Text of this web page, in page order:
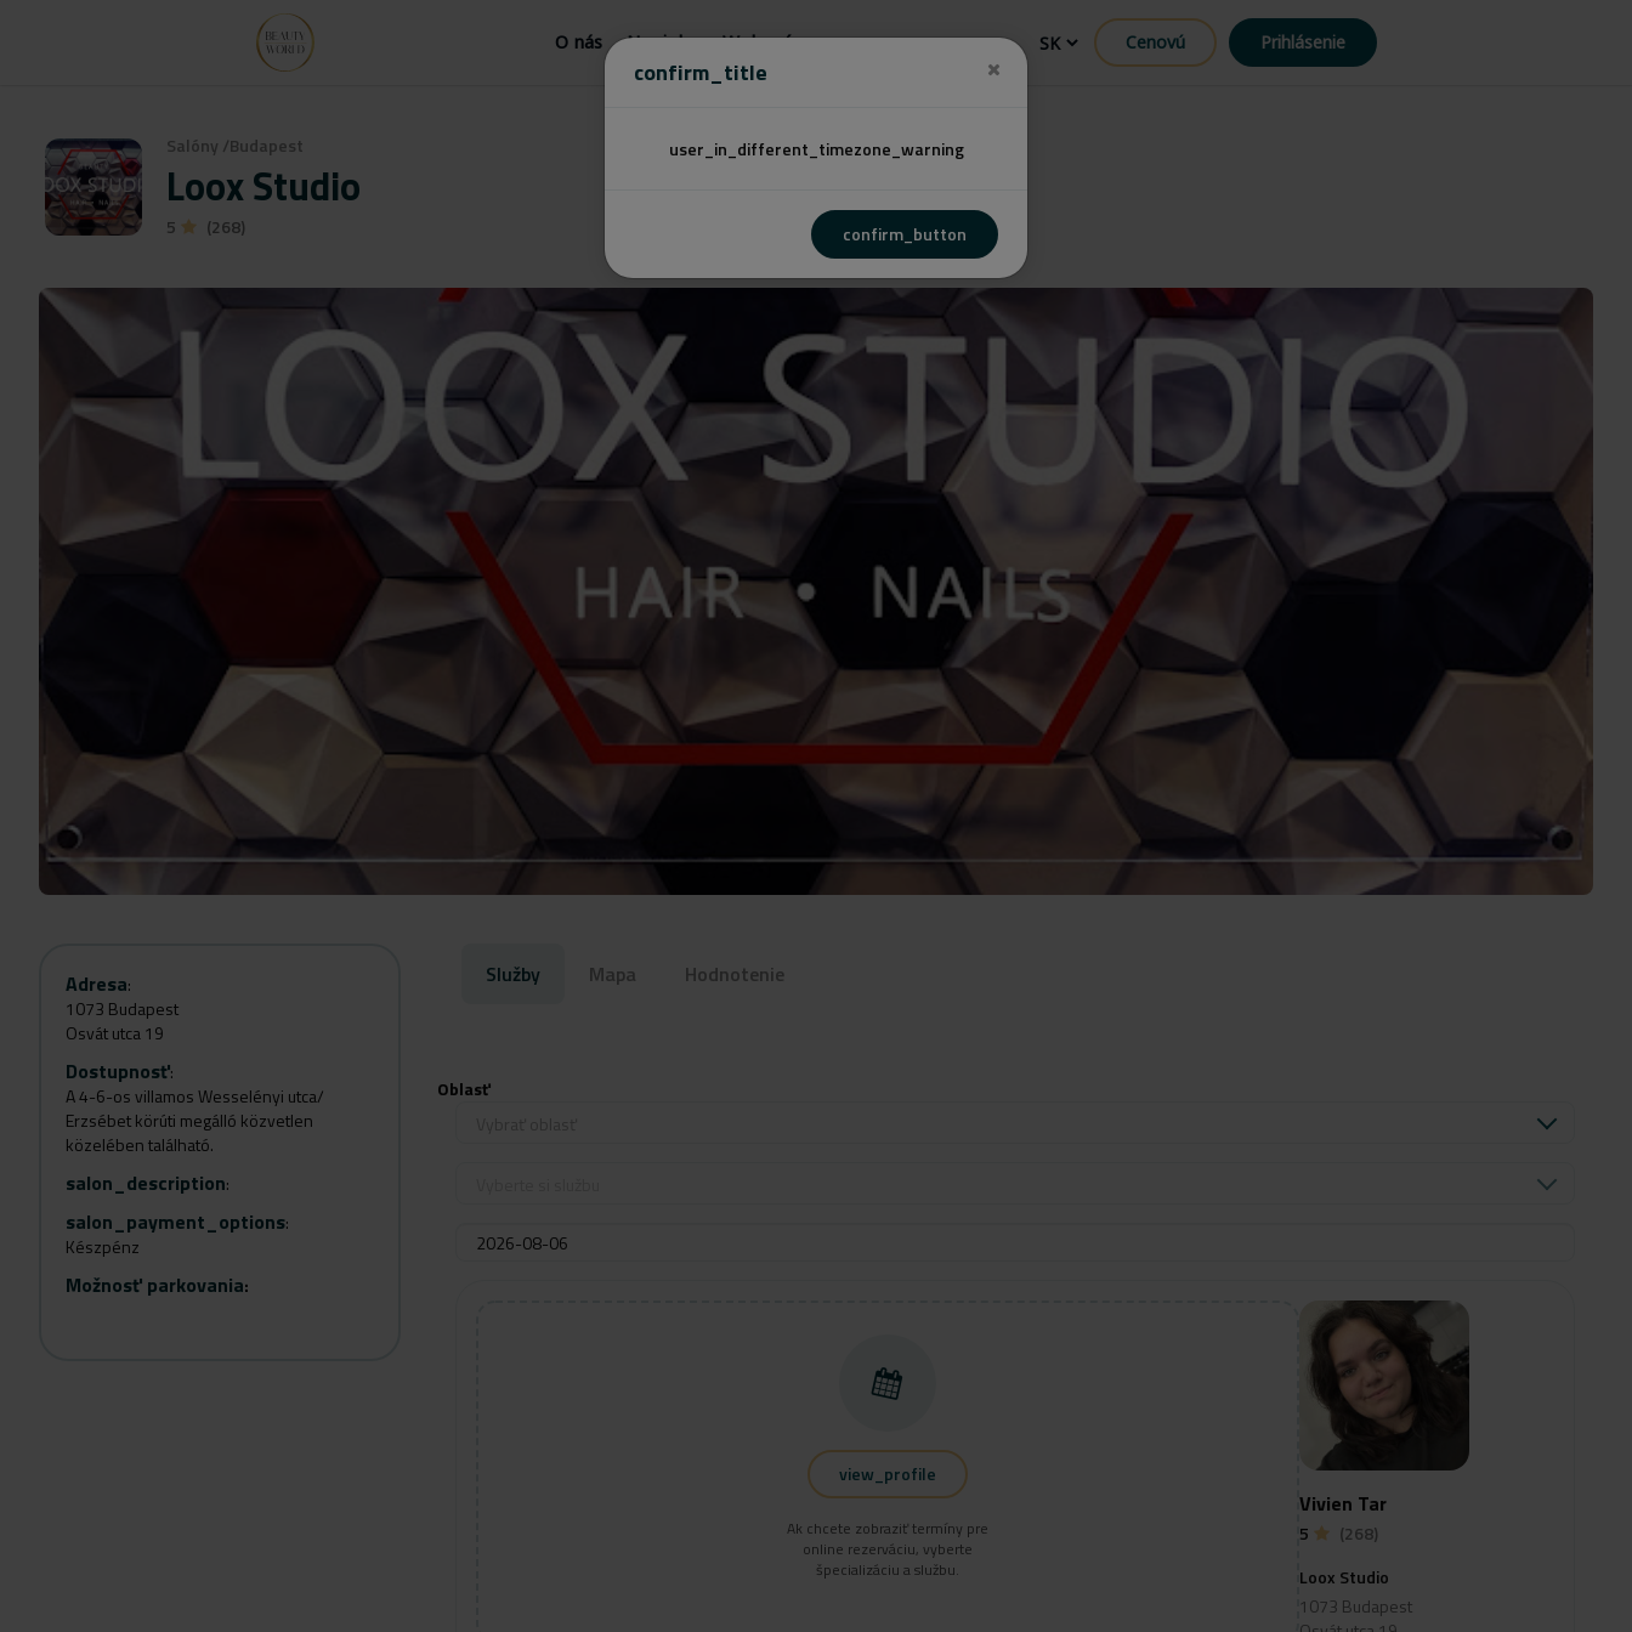
confirm_title
user_in_different_timezone_warning
confirm_button
O nás Novinky Webový Cenovú Prihlásenie
Salóny /Budapest
Loox Studio
5 (268)
Adresa:
1073 Budapest
Osvát utca 19
Dostupnosť:
A 4-6-os villamos Wesselényi utca/
Erzsébet körúti megálló közvetlen
közelében található.
salon_description:
salon_payment_options:
Készpénz
Možnosť parkovania:
Služby Mapa Hodnotenie
Oblasť
view_profile
Ak chcete zobraziť termíny pre
online rezerváciu, vyberte
špecializáciu a službu.
Vivien Tar
5
(268)
Loox Studio
1073 Budapest